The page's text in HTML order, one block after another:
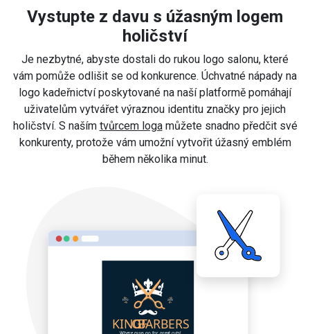
Vystupte z davu s úžasným logem
holičství
Je nezbytné, abyste dostali do rukou logo salonu, které
vám pomůže odlišit se od konkurence. Úchvatné nápady na
logo kadeřnictví poskytované na naší platformě pomáhají
uživatelům vytvářet výraznou identitu značky pro jejich
holičství. S naším tvůrcem logamůžete snadno předčit své
konkurenty, protože vám umožní vytvořit úžasný emblém
během několika minut.